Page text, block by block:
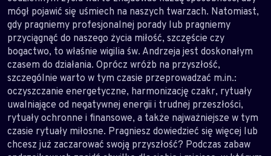
mógł pojawić się uśmiech na naszych twarzach. Natomiast,
gdy pragniemy profesjonalnej porady lub pragniemy
przyciągnąć do naszego życia miłość, szczęście czy
bogactwo, to właśnie wigilia św. Andrzeja jest doskonałym
czasem do działania. Oprócz wróżb na przyszłość,
szczególnie warto w tym czasie przeprowadzać m.in.:
oczyszczanie energetyczne, harmonizację czakr, rytuały
uwalniające od negatywnej energii i trudnej przeszłości,
rytuały ochronne i finansowe, a także najważniejsze w tym
czasie rytuały miłosne. Pragniesz dowiedzieć się więcej lub
chcesz już zaczarować swoją przyszłość? Podczas zabaw